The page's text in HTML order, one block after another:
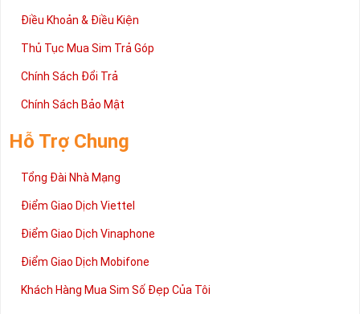
Điều Khoản & Điều Kiện
Thủ Tục Mua Sim Trả Góp
Chính Sách Đổi Trả
Chính Sách Bảo Mật
Hỗ Trợ Chung
Tổng Đài Nhà Mạng
Điểm Giao Dịch Viettel
Điểm Giao Dịch Vinaphone
Điểm Giao Dịch Mobifone
Khách Hàng Mua Sim Số Đẹp Của Tôi